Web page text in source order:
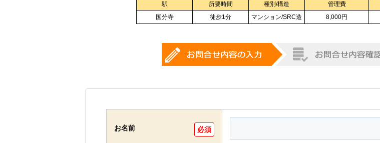
駅 所要時間 種別/構造 管理費
国分寺
徒歩1分 マンション/SRC造 8,000円
お名前 必須